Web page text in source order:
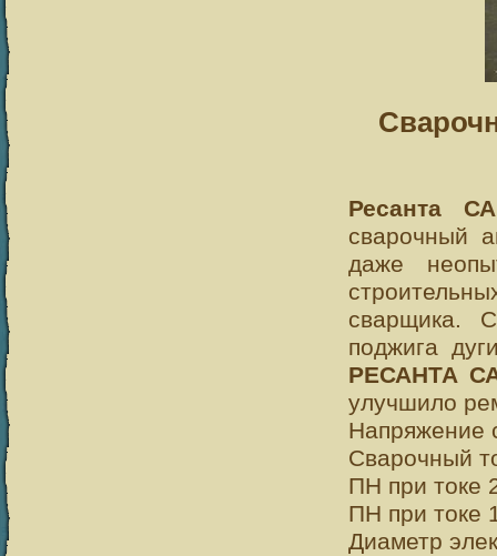
Ресанта
сварочный
даже
сварщика.
поджига
РЕСАНТА
улучшило
Напряжение
Сварочный
ПН при токе
ПН при токе
Диаметр